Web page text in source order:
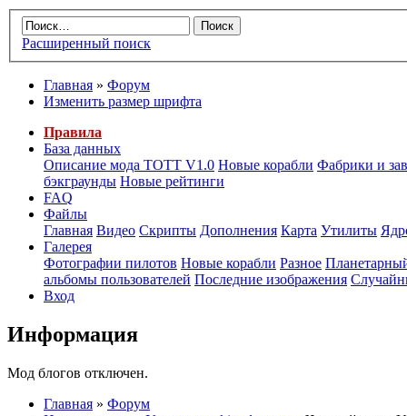
Расширенный поиск
Главная » Форум
Изменить размер шрифта
Правила
База данных
Описание мода ТОТТ V1.0 Новые корабли Фабрики и
бэкграунды Новые рейтинги
FAQ
Файлы
Главная Видео Скрипты Дополнения Карта Утилиты
Галерея
Фотографии пилотов Новые корабли Разное
альбомы пользователей Последние изображения
Вход
Информация
Мод блогов отключен.
Главная » Форум